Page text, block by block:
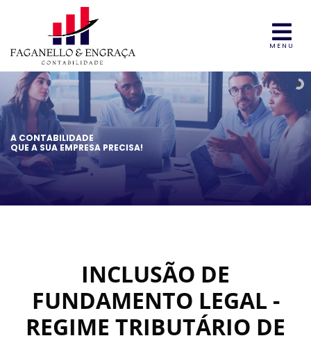
MENU
A CONTABILIDADE
QUE A SUA EMPRESA PRECISA!
INCLUSÃO DE
FUNDAMENTO LEGAL -
REGIME TRIBUTÁRIO DE